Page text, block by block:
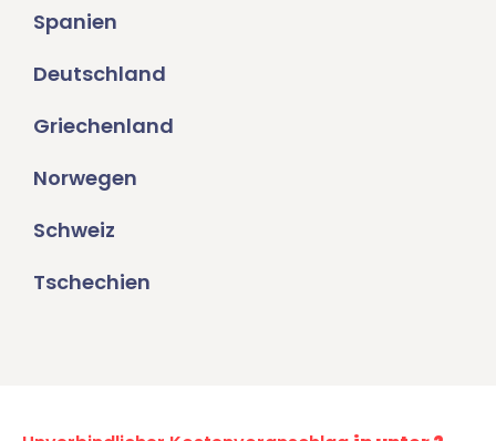
Spanien
Deutschland
Griechenland
Norwegen
Schweiz
Tschechien